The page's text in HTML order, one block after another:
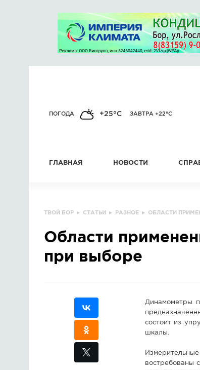
ПОГОДА +25°C ЗАВТРА +22°C
ГЛАВНАЯ НОВОСТИ
ТВОЙ БОР ▸ СТАТЬИ ▸ РАЗНОЕ ▸ ОБЛАСТИ
Области
при выборе
Динамометры
состоит из
шкалы.
востребованы